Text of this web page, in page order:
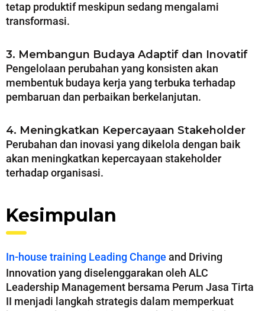
tetap produktif meskipun sedang mengalami
transformasi.
3. Membangun Budaya Adaptif dan Inovatif
Pengelolaan perubahan yang konsisten akan
membentuk budaya kerja yang terbuka terhadap
pembaruan dan perbaikan berkelanjutan.
4. Meningkatkan Kepercayaan Stakeholder
Perubahan dan inovasi yang dikelola dengan baik
akan meningkatkan kepercayaan stakeholder
terhadap organisasi.
Kesimpulan
In-house training Leading Change and Driving
Innovation yang diselenggarakan oleh ALC
Leadership Management bersama Perum Jasa Tirta
II menjadi langkah strategis dalam memperkuat